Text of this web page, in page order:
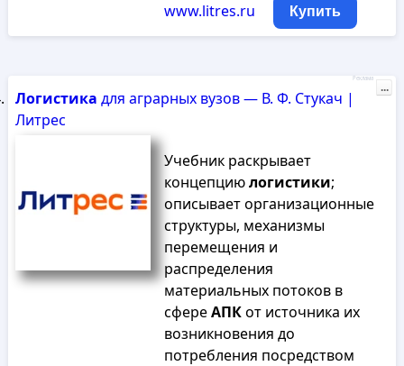
www.litres.ru Купить
Логистика для аграрных вузов — В. Ф. Стукач |
Литрес
Учебник раскрывает
концепциюлогистики;
описывает организационные
структуры, механизмы
перемещения и
распределения
материальных потоков в
сфереАПКот источника их
возникновения до
потребления посредством
Реклама
...